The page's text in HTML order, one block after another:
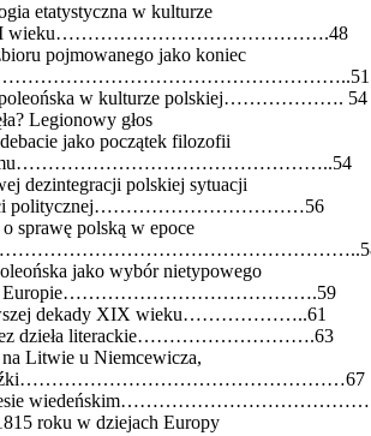
etatystyczna w kulturze
wieku…………………………………….48
pojmowanego jako koniec
w kulturze polskiej………………. 54
Legionowy głos
jako początek filozofii
dezintegracji polskiej sytuacji
politycznej……………………………56
sprawę polską w epoce
jako wybór nietypowego
w Europie………………………………….59
dekady XIX wieku………………..61
dzieła literackie……………………….63
Litwie u Niemcewicza,
roku w dziejach Europy